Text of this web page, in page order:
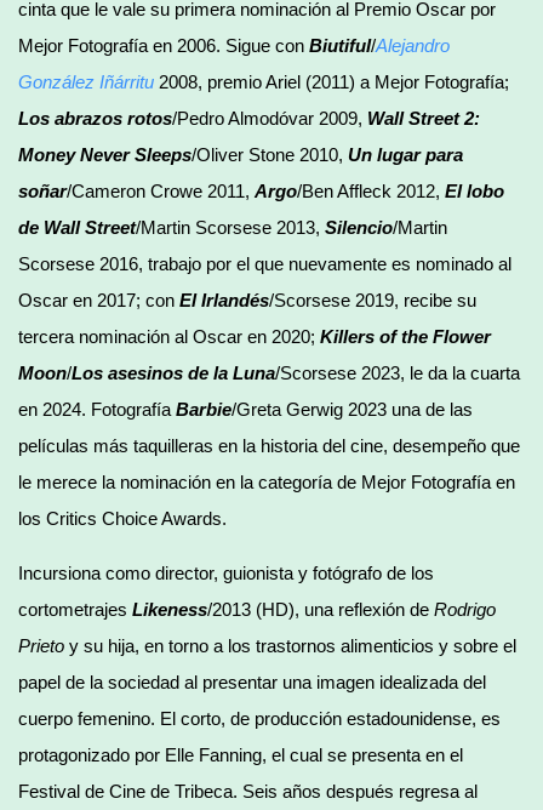
cinta que le vale su primera nominación al Premio Oscar por
Mejor Fotografía en 2006. Sigue con Biutiful/Alejandro
González Iñárritu 2008, premio Ariel (2011) a Mejor Fotografía;
Los abrazos rotos/Pedro Almodóvar 2009, Wall Street 2:
Money Never Sleeps/Oliver Stone 2010, Un lugar para
soñar/Cameron Crowe 2011, Argo/Ben Affleck 2012, El lobo
de Wall Street/Martin Scorsese 2013, Silencio/Martin
Scorsese 2016, trabajo por el que nuevamente es nominado al
Oscar en 2017; con El Irlandés/Scorsese 2019, recibe su
tercera nominación al Oscar en 2020; Killers of the Flower
Moon/Los asesinos de la Luna/Scorsese 2023, le da la cuarta
en 2024. Fotografía Barbie/Greta Gerwig 2023 una de las
películas más taquilleras en la historia del cine, desempeño que
le merece la nominación en la categoría de Mejor Fotografía en
los Critics Choice Awards.
Incursiona como director, guionista y fotógrafo de los
cortometrajes Likeness/2013 (HD), una reflexión de Rodrigo
Prieto y su hija, en torno a los trastornos alimenticios y sobre el
papel de la sociedad al presentar una imagen idealizada del
cuerpo femenino. El corto, de producción estadounidense, es
protagonizado por Elle Fanning, el cual se presenta en el
Festival de Cine de Tribeca. Seis años después regresa al